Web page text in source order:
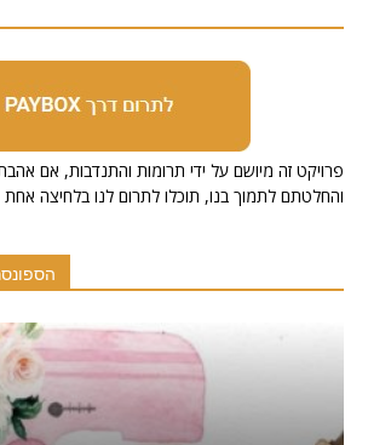
והחלטתם לתמוך בנו, תוכלו לתרום לנו בלחיצה אחת